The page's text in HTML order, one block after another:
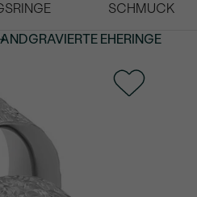
SCHMUCK
EHERINGE